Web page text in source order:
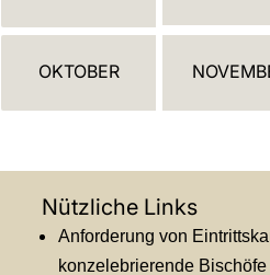
E
OKTOBER
Nützliche Links
Anforderung von
konzelebrierende